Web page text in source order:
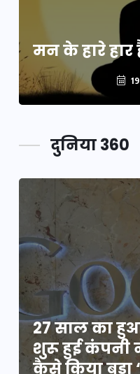
मन के हारे हार
दुनिया 360
27 साल का
शुरू हुई कंपनी
कैसे किया बड़ा